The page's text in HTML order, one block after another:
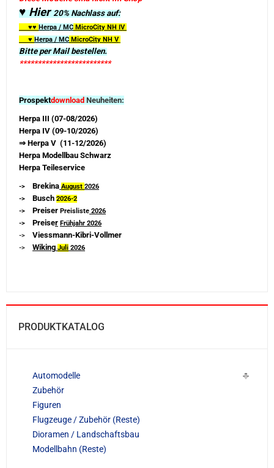
♥ Hier20% Nachlass auf:
♥♥ Herpa / MC MicroCity NH IV
♥ Herpa / MC MicroCity NH V
Bitte per Mail bestellen.
*************************
Prospektdownload Neuheiten:
Herpa III (07-08/2026)
Herpa IV (09-10/2026)
⇒ Herpa V (11-12/2026)
Herpa Modellbau Schwarz
Herpa Teileservice
-> Brekina August 2026
-> Busch 2026-2
-> Preiser Preisliste 2026
-> Preiser Frühjahr 2026
-> Viessmann-Kibri-Vollmer
-> Wiking Juli 2026
PRODUKTKATALOG
Automodelle
Zubehör
Figuren
Flugzeuge / Zubehör (Reste)
Dioramen / Landschaftsbau
Modellbahn (Reste)